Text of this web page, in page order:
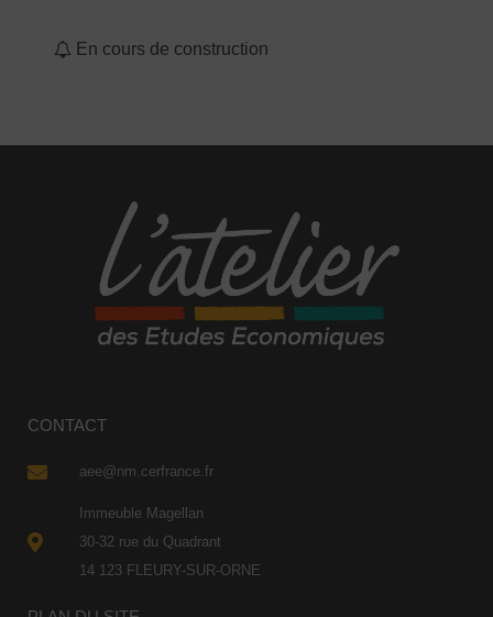
En cours de construction
CONTACT
aee@nm.cerfrance.fr
Immeuble Magellan
30-32 rue du Quadrant
14 123 FLEURY-SUR-ORNE